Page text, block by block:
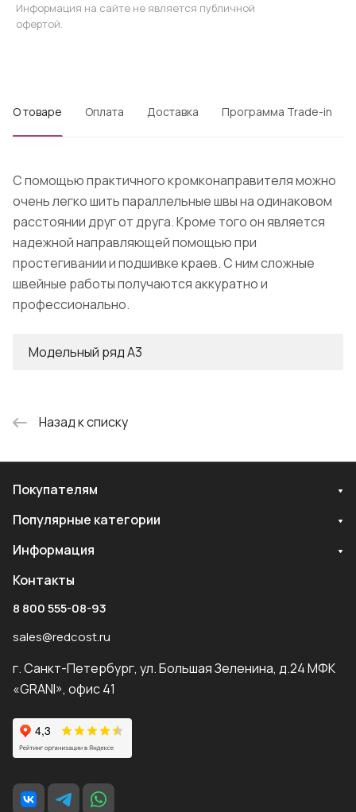
Информация на сайте не является публичной
офертой.
О товаре Оплата Доставка Программа Trade-in
С помощью практичного кромконаправителя можно
очень легко шить параллельные швы на одинаковом
расстоянии друг от друга. Кроме того он является
надежной направляющей помощью при
простегивании и подшивке краев. С ним сложные
швейные работы получаются аккуратно и
профессионально.
Модельный ряд А3
Назад к списку
Покупателям
Популярные категории
Информация
Контакты
8 800 555-08-93
sales@redcost.ru
г. Санкт-Петербург, ул. Большая Зеленина, д.24 МФК
«GRANI», офис 41